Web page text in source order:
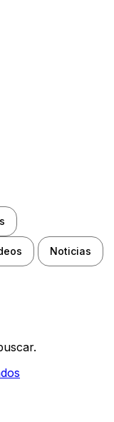
buscar noticias,
Noticias